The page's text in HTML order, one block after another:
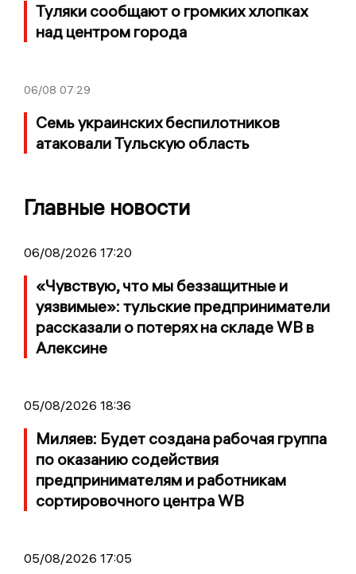
Туляки сообщают о громких хлопках
над центром города
06/08 07:29
Семь украинских беспилотников
атаковали Тульскую область
Главные новости
06/08/2026 17:20
«Чувствую, что мы беззащитные и
уязвимые»: тульские предприниматели
рассказали о потерях на складе WB в
Алексине
05/08/2026 18:36
Миляев: Будет создана рабочая группа
по оказанию содействия
предпринимателям и работникам
сортировочного центра WB
05/08/2026 17:05